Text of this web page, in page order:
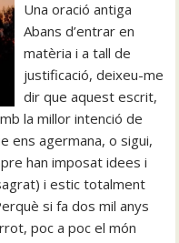
Una oració antiga
Abans d’entrar en
matèria i a tall de
justificació, deixeu-me
dir que aquest escrit,
la millor intenció de
ens agermana, o sigui,
han imposat idees i
i estic totalment
si fa dos mil anys
poc a poc el món